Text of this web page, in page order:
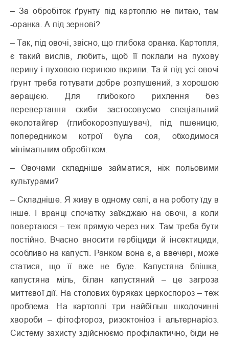
– За обробіток ґрунту під картоплю не питаю, там
-оранка. А під зернові?
– Так, під овочі, звісно, що глибока оранка. Картопля,
є такий вислів, любить, щоб її поклали на пухову
перину і пуховою периною вкрили. Та й під усі овочі
ґрунт треба готувати добре розпушений, з хорошою
аерацією. Для глибокого рихлення без
перевертання скиби застосовуємо спеціальний
еколотайгер (глибокорозпушувач), під пшеницю,
попередником котрої була соя, обходимося
мінімальним обробітком.
– Овочами складніше займатися, ніж польовими
культурами?
– Складніше. Я живу в одному селі, а на роботу їду в
інше. І вранці спочатку заїжджаю на овочі, а коли
повертаюся – теж прямую через них. Там треба бути
постійно. Вчасно вносити гербіциди й інсектициди,
особливо на капусті. Ранком вона є, а ввечері, може
статися, що її вже не буде. Капустяна блішка,
капустяна міль, білан капустяний – це загроза
миттєвої дії. На столових буряках церкоспороз – теж
проблема. На картоплі три найбільш шкодочинні
хвороби – фітофтороз, ризоктоніоз і альтернаріоз.
Систему захисту здійснюємо профілактично, біди не